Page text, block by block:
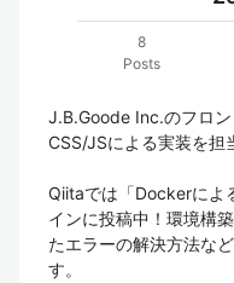
8
Posts
J.B.Goode Inc.のフロ
CSS/JSによる実装を担
Qiitaでは「Dockerによ
インに投稿中！環境構
たエラーの解決方法な
す。